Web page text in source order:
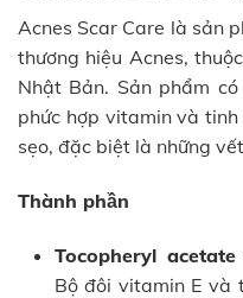
Acnes Scar Care là sản
thương hiệu Acnes,
Nhật Bản. Sản phẩm
phức hợp vitamin và
sẹo, đặc biệt là những
Thành phần
Tocopheryl
Bộ đôi vitamin E và